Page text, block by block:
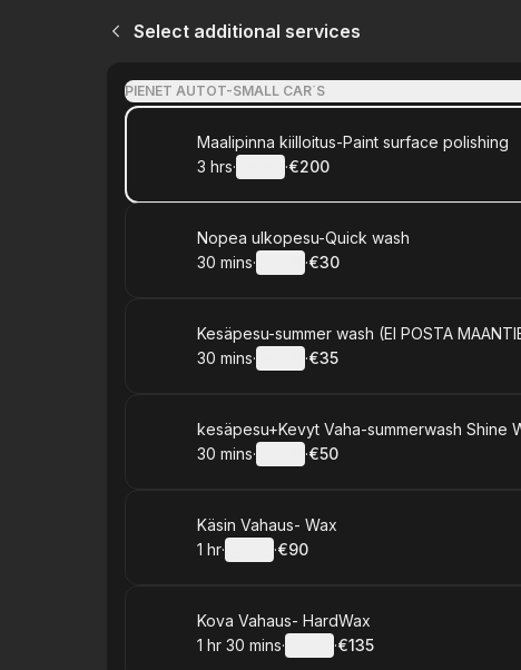
Select additional services
PIENET AUTOT-SMALL CAR´S
Book
Maalipinna kiilloitus-Paint surface polishing
. Duration:
3 hrs· ·
.Price
€200
Book
Nopea ulkopesu-Quick wash
.Duration:
30 mins· ·
.Price
€30
Book
Kesäpesu-summer wash (EI POSTA
.Duration:
30 mins· ·
.Price
€35
Book
kesäpesu+Kevyt Vaha-summerwash Shine
.Duration:
30 mins· ·
.Price
€50
Book
Käsin Vahaus- Wax
. Duration :
1 hr· ·
.Price
€90
Book
Kova Vahaus- HardWax
. Duration:
1 hr 30 mins· ·
.Price
€135